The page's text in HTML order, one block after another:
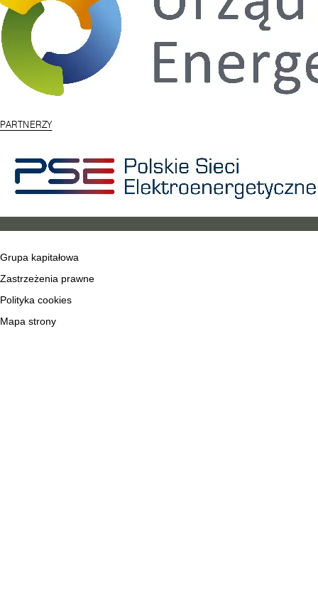
PARTNERZY
Grupa kapitałowa
Zastrzeżenia prawne
Polityka cookies
Mapa strony